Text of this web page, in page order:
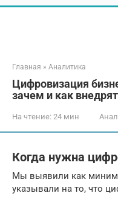
Главная » Аналитика
Цифровизация
зачем и как
На чтение: 24 мин
Когда нужна
Мы выявили как
указывали на то, что